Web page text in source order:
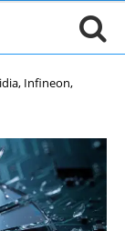
Infineon,